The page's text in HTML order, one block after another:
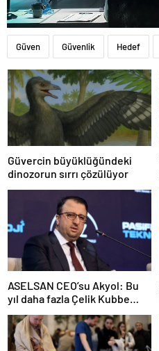
Güven Güvenlik Hedef
Güvercin büyüklüğündeki
dinozorun sırrı çözülüyor
ASELSAN CEO’su Akyol: Bu
yıl daha fazla Çelik Kubbe
bileşenini envantere
vereceğiz